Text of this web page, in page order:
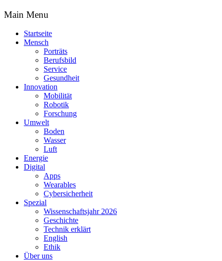
Main Menu
Startseite
Mensch
Porträts
Berufsbild
Service
Gesundheit
Innovation
Mobilität
Robotik
Forschung
Umwelt
Boden
Wasser
Luft
Energie
Digital
Apps
Wearables
Cybersicherheit
Spezial
Wissenschaftsjahr 2026
Geschichte
Technik erklärt
English
Ethik
Über uns